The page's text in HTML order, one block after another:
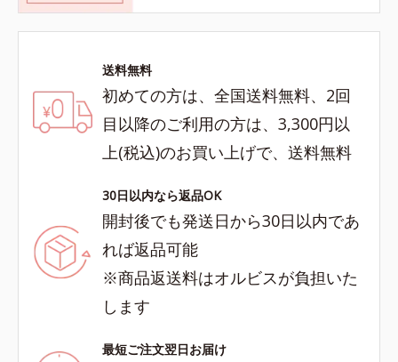
送料無料
初めての方は、全国送料無料、2回
目以降のご利用の方は、3,300円以
上(税込)のお買い上げで、送料無料
30日以内なら返品OK
開封後でも発送日から30日以内であ
れば返品可能
※商品返送料はオルビスが負担いた
します
最短ご注文翌日お届け